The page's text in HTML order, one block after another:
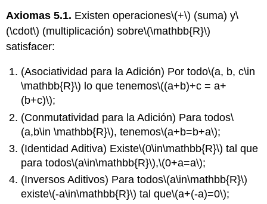
Axiomas 5.1. Existen operaciones\(+\) (suma) y\
(\cdot\) (multiplicación) sobre\(\mathbb{R}\)
satisfacer:
(Asociatividad para la Adición) Por todo\(a, b, c\in
\mathbb{R}\) lo que tenemos\((a+b)+c = a+
(b+c)\);
(Conmutatividad para la Adición) Para todos\
(a,b\in \mathbb{R}\), tenemos\(a+b=b+a\);
(Identidad Aditiva) Existe\(0\in\mathbb{R}\) tal que
para todos\(a\in\mathbb{R}\),\(0+a=a\);
(Inversos Aditivos) Para todos\(a\in\mathbb{R}\)
existe\(-a\in\mathbb{R}\) tal que\(a+(-a)=0\);